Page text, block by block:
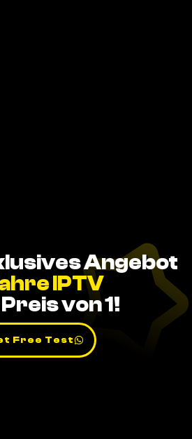
Angebot
IPTV
von 1!
Free Test